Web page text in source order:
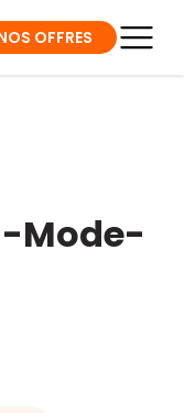
OFFRES
Mode-